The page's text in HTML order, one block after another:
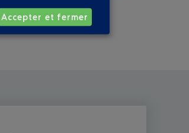
Accepter et fermer